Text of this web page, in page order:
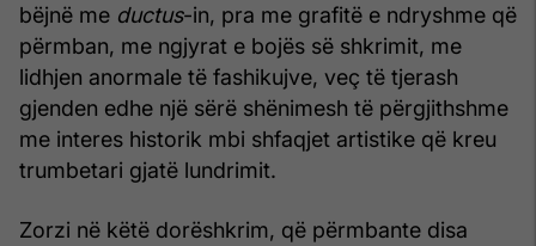
bëjnë me ductus-in, pra me grafitë e ndryshme që
përmban, me ngjyrat e bojës së shkrimit, me
lidhjen anormale të fashikujve, veç të tjerash
gjenden edhe një sërë shënimesh të përgjithshme
me interes historik mbi shfaqjet artistike që kreu
trumbetari gjatë lundrimit.
Zorzi në këtë dorëshkrim, që përmbante disa